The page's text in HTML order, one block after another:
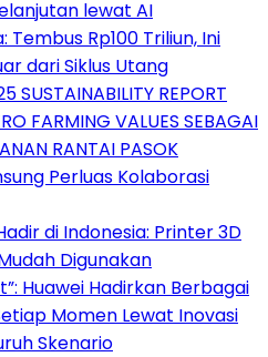
lewat AI
Tembus Rp100 Triliun, Ini
dari Siklus Utang
SUSTAINABILITY REPORT
FARMING VALUES SEBAGAI
RANTAI PASOK
Perluas Kolaborasi
di Indonesia: Printer 3D
Digunakan
Huawei Hadirkan Berbagai
Momen Lewat Inovasi
Skenario